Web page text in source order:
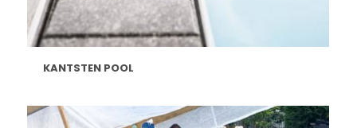
KANTSTEN POOL